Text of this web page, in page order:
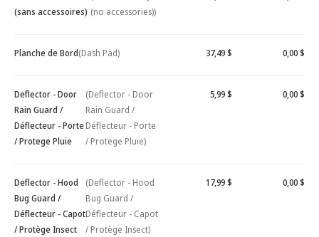
(sans accessoires) (no accessories))
Planche de Bord(Dash Pad) 37,49 $ 0,00 $
Deflector - Door
Rain Guard /
Déflecteur - Porte
/ Protege Pluie
(Deflector - Door
Rain Guard /
Déflecteur - Porte
/ Protege Pluie)
5,99 $ 0,00 $
Deflector - Hood
Bug Guard /
Déflecteur - Capot
/ Protège Insect
(Deflector - Hood
Bug Guard /
Déflecteur - Capot
/ Protège Insect)
17,99 $ 0,00 $